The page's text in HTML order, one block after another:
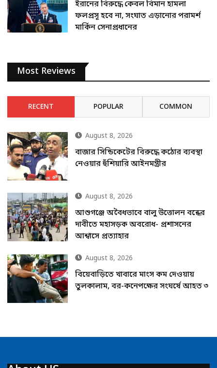
ইরানের বিরুদ্ধে কেবল বিমান হামলা
ফলপ্রসূ হবে না, সংঘাত এড়ানোর পরামর্শ
মার্কিন সেনাপ্রধানের
Most Reviews
RECENT POPULAR COMMON
August 8, 2026
বাজার সিন্ডিকেটের বিরুদ্ধে কঠোর ব্যবস্থা
নেওয়ার হুঁশিয়ারি আইনমন্ত্রীর
August 8, 2026
আশুগঞ্জে অবৈধভাবে বালু উত্তোলন বন্ধের
দাবীতে মহাসড়ক অবরোধ- প্রশাসনের
আশ্বাসে প্রত্যাহার
August 8, 2026
বিয়েবাড়িতে খাবারে মাংস কম দেওয়ায়
তুলকালাম, বর-কনেপক্ষের সংঘর্ষে আহত ৩